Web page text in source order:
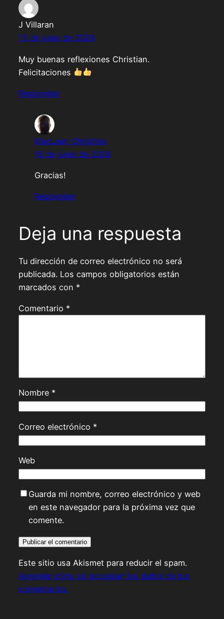
J Villaran
15 de junio de 2026
Muy buenas reflexiones Christian.
Felicitaciones
Responder
MacLean Christian
16 de junio de 2026
Gracias!
Responder
Deja una respuesta
Tu dirección de correo electrónico no será
publicada. Los campos obligatorios están
marcados con *
Comentario *
Nombre *
Correo electrónico *
Web
Guarda mi nombre, correo electrónico y web
en este navegador para la próxima vez que
comente.
Este sitio usa Akismet para reducir el spam.
Aprende cómo se procesan los datos de tus
comentarios.